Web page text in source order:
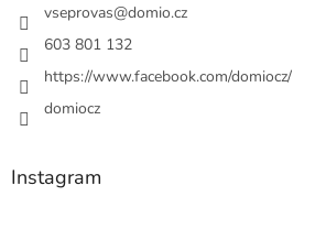
vseprovas@domio.cz
603 801 132
https://www.facebook.com/domiocz/
domiocz
Instagram